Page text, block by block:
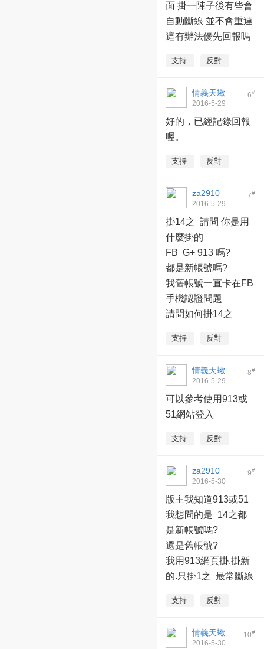
面 掛一陣子後有些會
自動斷線 並不會重連
這有辦法優先回報嗎
支持 反對
6#
情義天蠍
2016-5-29
好的，已經記錄回報
喔。
支持 反對
7#
za2910
2016-5-29
掛14之 請問 你是用
什麼掛的
FB G+ 913 嗎?
都是新帳號嗎?
我舊帳號一直卡在FB
手機認證問題
請問如何掛14之
支持 反對
8#
情義天蠍
2016-5-29
可以參考使用913或
51網站登入
支持 反對
9#
za2910
2016-5-30
版主我知道913或51
我想問的是 14之都
是新帳號嗎?
還是舊帳號?
我用913網頁掛.掛新
的.只掛1之 最常斷線
支持 反對
10#
情義天蠍
2016-5-30